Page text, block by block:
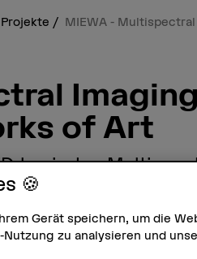
Projekte MIEWA -
of Art
basiertes
Klassifizierung
und die
zu
🍪
Gerät speichern, um die
zu analysieren und